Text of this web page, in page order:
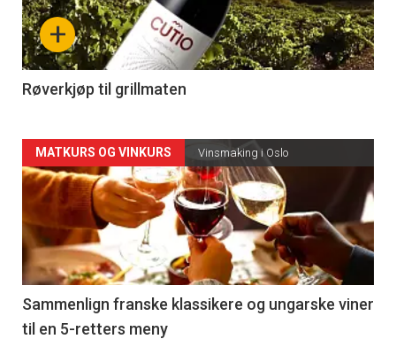
nå
-
4
+
Røverkjøp til grillmaten
Forsiden
akkurat
nå
-
5
MATKURS OG VINKURS Vinsmaking i Oslo
Sammenlign franske klassikere og ungarske viner
til en 5-retters meny